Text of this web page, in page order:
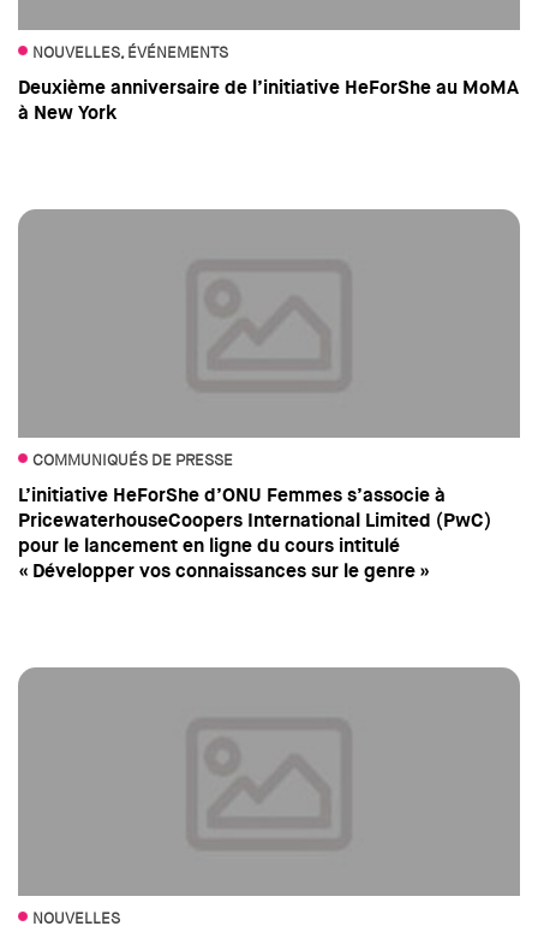
NOUVELLES, ÉVÉNEMENTS
Deuxième anniversaire de l’initiative HeForShe au MoMA
à New York
COMMUNIQUÉS DE PRESSE
L’initiative HeForShe d’ONU Femmes s’associe à
PricewaterhouseCoopers International Limited (PwC)
pour le lancement en ligne du cours intitulé
« Développer vos connaissances sur le genre »
NOUVELLES